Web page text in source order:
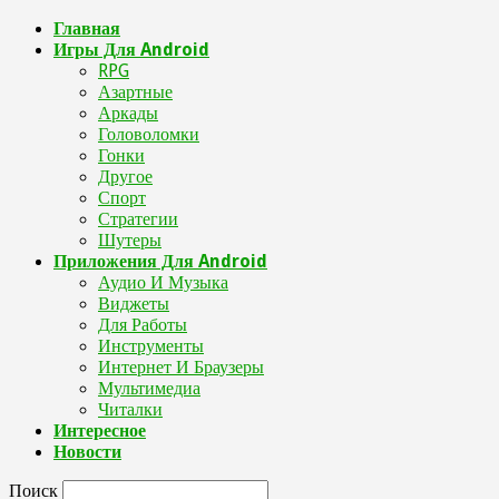
Главная
Игры Для Android
RPG
Азартные
Аркады
Головоломки
Гонки
Другое
Спорт
Стратегии
Шутеры
Приложения Для Android
Аудио И Музыка
Виджеты
Для Работы
Инструменты
Интернет И Браузеры
Мультимедиа
Читалки
Интересное
Новости
Поиск